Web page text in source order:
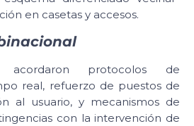
en casetas y accesos.
acordaron protocolos de
real, refuerzo de puestos de
al usuario, y mecanismos de
con la intervención de